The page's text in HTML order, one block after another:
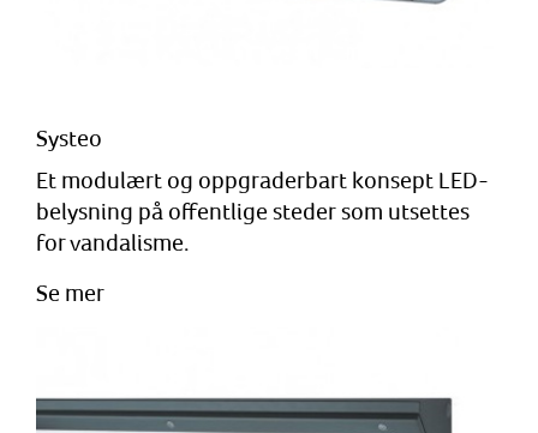
Systeo
Et modulært og oppgraderbart konsept LED-
belysning på offentlige steder som utsettes
for vandalisme.
Se mer